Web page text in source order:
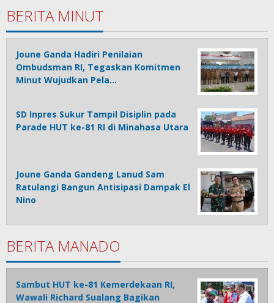
BERITA MINUT
Joune Ganda Hadiri Penilaian
Ombudsman RI, Tegaskan Komitmen
Minut Wujudkan Pela…
SD Inpres Sukur Tampil Disiplin pada
Parade HUT ke-81 RI di Minahasa Utara
Joune Ganda Gandeng Lanud Sam
Ratulangi Bangun Antisipasi Dampak El
Nino
BERITA MANADO
Sambut HUT ke-81 Kemerdekaan RI,
Wawali Richard Sualang Bagikan